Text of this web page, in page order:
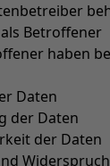
Betroffener
haben
Daten
der Daten
der Daten